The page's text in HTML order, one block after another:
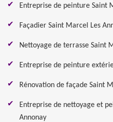
Entreprise de peinture Saint
Façadier Saint Marcel Les
Nettoyage de terrasse Saint
Entreprise de peinture
Rénovation de façade Saint
Entreprise de nettoyage et
Annonay